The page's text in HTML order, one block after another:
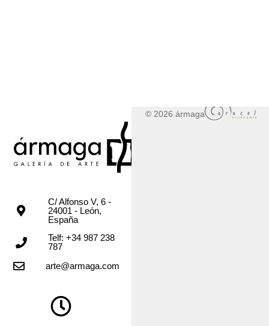
C/ Alfonso V, 6 -
24001 - León,
España
Telf: +34 987 238
787
arte@armaga.com
© 2026 ármaga